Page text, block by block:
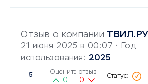
Отзыв о компании ТВИЛ.РУ
21 июня 2025 в 00:07 • Год
использования: 2025
5 Оцените отзыв
0 0